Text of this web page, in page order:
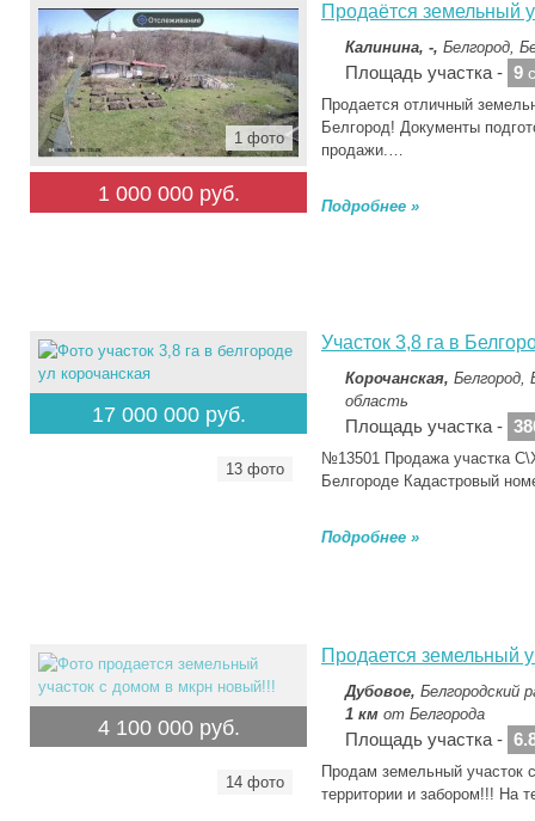
1 000 000 руб.
1 фото
Продаётся земельный
Калинина, -, Белгород,
Площадь участка - 9
Продается отличный
Белгород! Документы
продажи.…
Подробнее »
17 000 000 руб.
13 фото
Участок 3,8 га в
Корочанская, Белгород,
область
Площадь участка -
№13501 Продажа участка
Белгороде Кадастровый
Подробнее »
4 100 000 руб.
14 фото
Продается земельный
Дубовое, Белгородский
1 км от Белгорода
Площадь участка -
Продам земельный участок
территории и забором!!! На